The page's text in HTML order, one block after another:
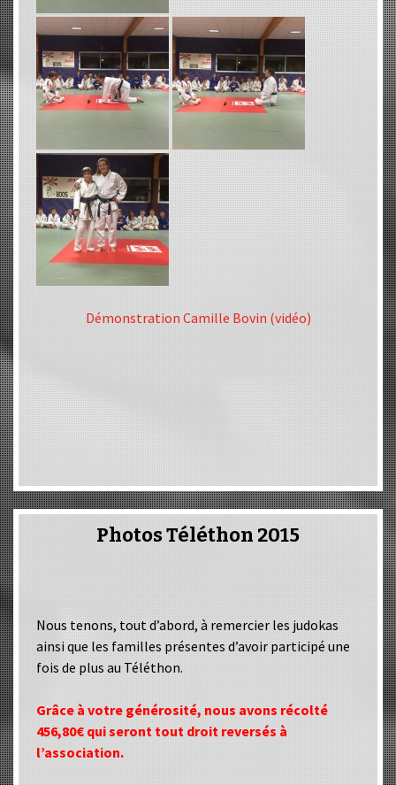
Démonstration Camille Bovin (vidéo)
Photos Téléthon 2015
Nous tenons, tout d’abord, à remercier les judokas
ainsi que les familles présentes d’avoir participé une
fois de plus au Téléthon.
Grâce à votre générosité, nous avons récolté
456,80€ qui seront tout droit reversés à
l’association.